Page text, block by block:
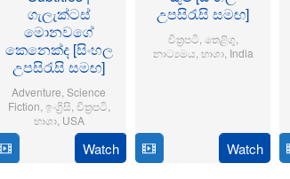
ගැලැක්ටස්
මොනවගේ
කෙනෙක්ද [සිංහල
උපසිරැසි සමඟ]
Adventure Science
Fiction ඉංග්‍රිසි චිත්‍රපටි
භාශා, USA
Jul
Matt
Shakman
Watch
උපසිරැසි සමඟ]
චිත්‍රපටි තෙළිගු
නාට්‍යමය භාශා, India
Watch